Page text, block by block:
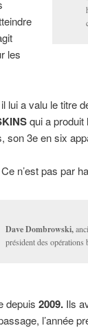
les
lui a valu le titre
qui a produit
son 3e en six
n’est pas par
Dave Dombrowski,
président des opérations
depuis 2009.Ils
l’année